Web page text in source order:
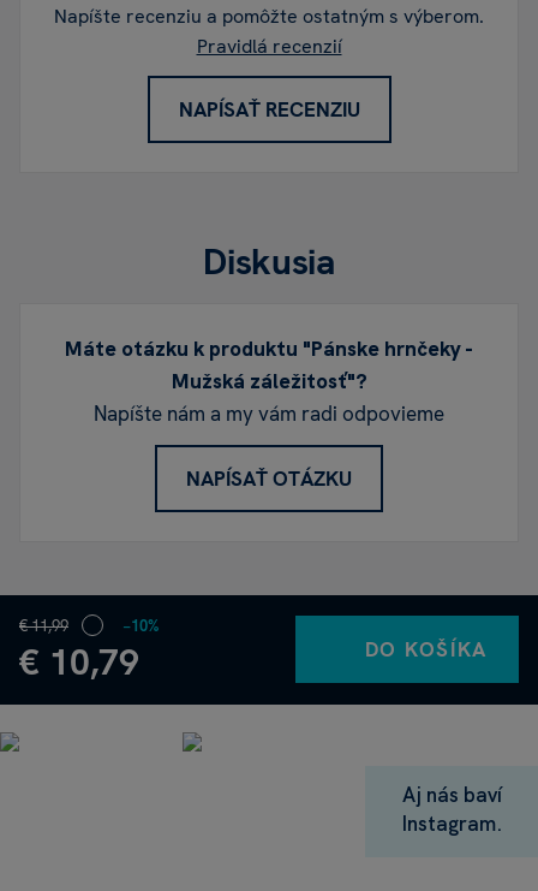
Napíšte recenziu a pomôžte ostatným s výberom.
Pravidlá recenzií
NAPÍSAŤ RECENZIU
Diskusia
Máte otázku k produktu "Pánske hrnčeky -
Mužská záležitosť"?
Napíšte nám a my vám radi odpovieme
NAPÍSAŤ OTÁZKU
€ 11,99
€ 10,79
−10%
DO KOŠÍKA
Aj nás baví
Instagram.